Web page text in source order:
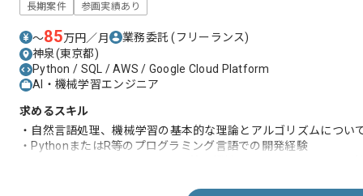
長期案件 参画実績あり
〜85万円／月 業務委託(フリーランス)
神泉(東京都)
Python / SQL / AWS / Google Cloud Platform
AI・機械学習エンジニア
求めるスキル
・自然言語処理、機械学習の基本的な理論とアルゴリズムについ
・PythonまたはR等のプログラミング言語での開発経験